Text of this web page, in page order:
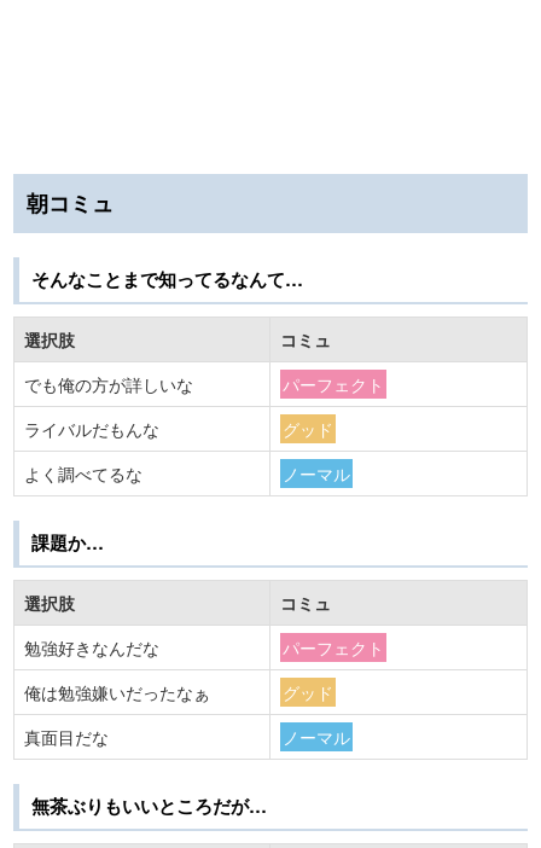
朝コミュ
そんなことまで知ってるなんて…
選択肢
コミュ
でも俺の方が詳しいな
パーフェクト
ライバルだもんな
グッド
よく調べてるな
ノーマル
課題か…
選択肢
コミュ
勉強好きなんだな
パーフェクト
俺は勉強嫌いだったなぁ
グッド
真面目だな
ノーマル
無茶ぶりもいいところだが…